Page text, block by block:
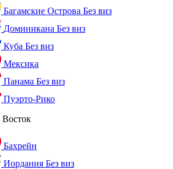
Багамские Острова Без виз
Доминикана Без виз
Куба Без виз
Мексика
Панама Без виз
Пуэрто-Рико
Бахрейн
Иордания Без виз